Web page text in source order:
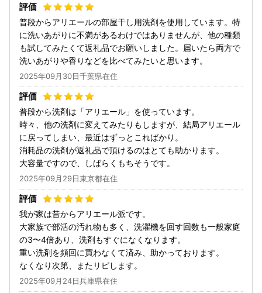
普段からアリエールの部屋干し用洗剤を使用しています。特
に洗いあがりに不満があるわけではありませんが、他の種類
も試してみたくて返礼品でお願いしました。届いたら両方で
洗いあがりや香りなどを比べてみたいと思います。
2025年09月30日千葉県在住
普段から洗剤は「アリエール」を使っています。
時々、他の洗剤に変えてみたりもしますが、結局アリエール
に戻ってしまい、最近はずっとこればかり。
消耗品の洗剤が返礼品で頂けるのはとても助かります。
大容量ですので、しばらくもちそうです。
2025年09月29日東京都在住
我が家は昔からアリエール派です。
大家族で部活の汚れ物も多く、洗濯機を回す回数も一般家庭
の3〜4倍あり、洗剤もすぐになくなります。
重い洗剤を頻回に買わなくて済み、助かっております。
なくなり次第、またリピします。
2025年09月24日兵庫県在住